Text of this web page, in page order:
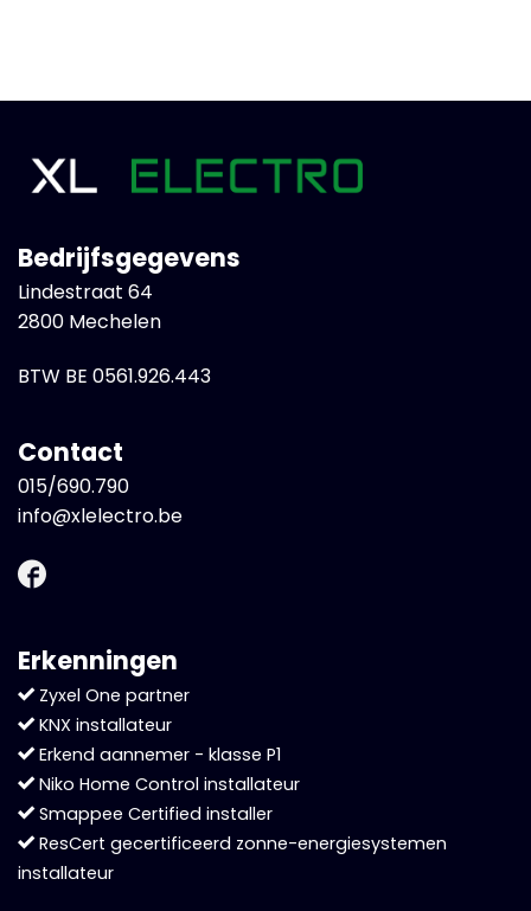
Bedrijfsgegevens
Lindestraat 64
2800 Mechelen
BTW BE 0561.926.443
Contact
015/690.790
info@xlelectro.be
Erkenningen
Zyxel One partner
KNX installateur
Erkend aannemer - klasse P1
Niko Home Control installateur
Smappee Certified installer
ResCert gecertificeerd zonne-energiesystemen
installateur